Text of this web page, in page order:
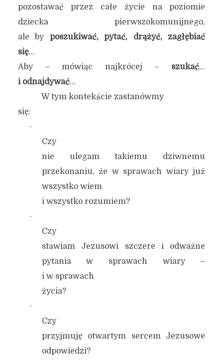
pozostawać przez całe życie na poziomie
dziecka pierwszokomunijnego,
ale by poszukiwać, pytać, drążyć, zagłębiać
się…
Aby – mówiąc najkrócej – szukać…
i odnajdywać…
W tym kontekście zastanówmy
się:
·
Czy
nie ulegam takiemu dziwnemu
przekonaniu, że w sprawach wiary już
wszystko wiem
i wszystko rozumiem?
·
Czy
stawiam Jezusowi szczere i odważne
pytania w sprawach wiary –
i w sprawach
życia?
·
Czy
przyjmuję otwartym sercem Jezusowe
odpowiedzi?